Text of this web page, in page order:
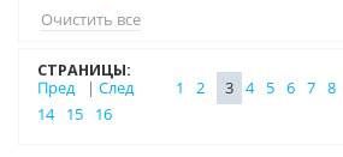
Очистить все
СТРАНИЦЫ:
Пред
| След 1 2 3 4 5 6 7 8
14
15 16